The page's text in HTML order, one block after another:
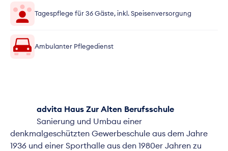
Tagespflege für 36 Gäste, inkl. Speisenversorgung
Ambulanter Pflegedienst
advita Haus Zur Alten Berufsschule
Sanierung und Umbau einer
denkmalgeschützten Gewerbeschule aus dem Jahre
1936 und einer Sporthalle aus den 1980er Jahren zu